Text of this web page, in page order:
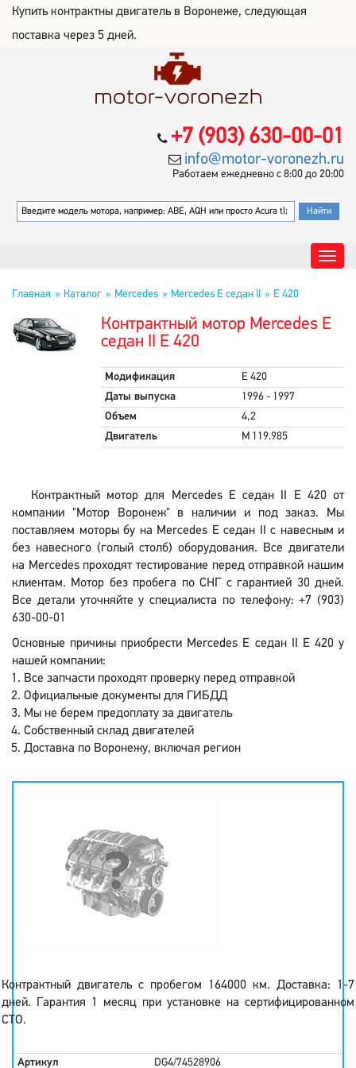
Купить контрактны двигатель в Воронеже, следующая
поставка через 5 дней.
+7 (903) 630-00-01
info@motor-voronezh.ru
Работаем ежедневно с 8:00 до 20:00
Главная Каталог Mercedes Mercedes E седан II E 420
Контрактный мотор Mercedes E
седан II E 420
Модификация
E 420
Даты выпуска
1996 - 1997
Объем
4,2
Двигатель
M 119.985
Контрактный мотор для Mercedes E седан II E 420 от
компании "Мотор Воронеж" в наличии и под заказ. Мы
поставляем моторы бу на Mercedes E седан II с навесным и
без навесного (голый столб) оборудования. Все двигатели
на Mercedes проходят тестирование перед отправкой нашим
клиентам. Мотор без пробега по СНГ с гарантией 30 дней.
Все детали уточняйте у специалиста по телефону: +7 (903)
630-00-01
Основные причины приобрести Mercedes E седан II E 420 у
нашей компании:
Все запчасти проходят проверку перед отправкой
Официальные документы для ГИБДД
Мы не берем предоплату за двигатель
Собственный склад двигателей
Доставка по Воронежу, включая регион
Контрактный двигатель с пробегом 164000 км. Доставка: 1-7
дней. Гарантия 1 месяц при установке на сертифицированном
СТО.
Артикул DG4/74528906